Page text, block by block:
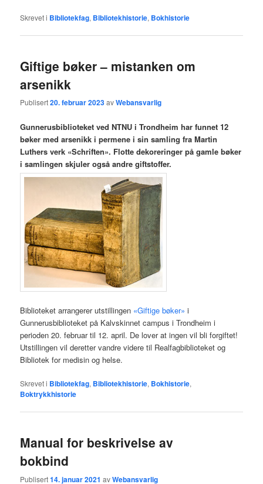
Skrevet i Bibliotekfag, Bibliotekhistorie, Bokhistorie
Giftige bøker – mistanken om
arsenikk
Publisert20. februar 2023avWebansvarlig
Gunnerusbiblioteket ved NTNU i Trondheim har funnet 12
bøker med arsenikk i permene i sin samling fra Martin
Luthers verk «Schriften». Flotte dekoreringer på gamle bøker
i samlingen skjuler også andre giftstoffer.
Biblioteket arrangerer utstillingen «Giftige bøker» i
Gunnerusbiblioteket på Kalvskinnet campus i Trondheim i
perioden 20. februar til 12. april. De lover at ingen vil bli forgiftet!
Utstillingen vil deretter vandre videre til Realfagbiblioteket og
Bibliotek for medisin og helse.
Skrevet i Bibliotekfag, Bibliotekhistorie, Bokhistorie,
Boktrykkhistorie
Manual for beskrivelse av
bokbind
Publisert14. januar 2021 avWebansvarlig